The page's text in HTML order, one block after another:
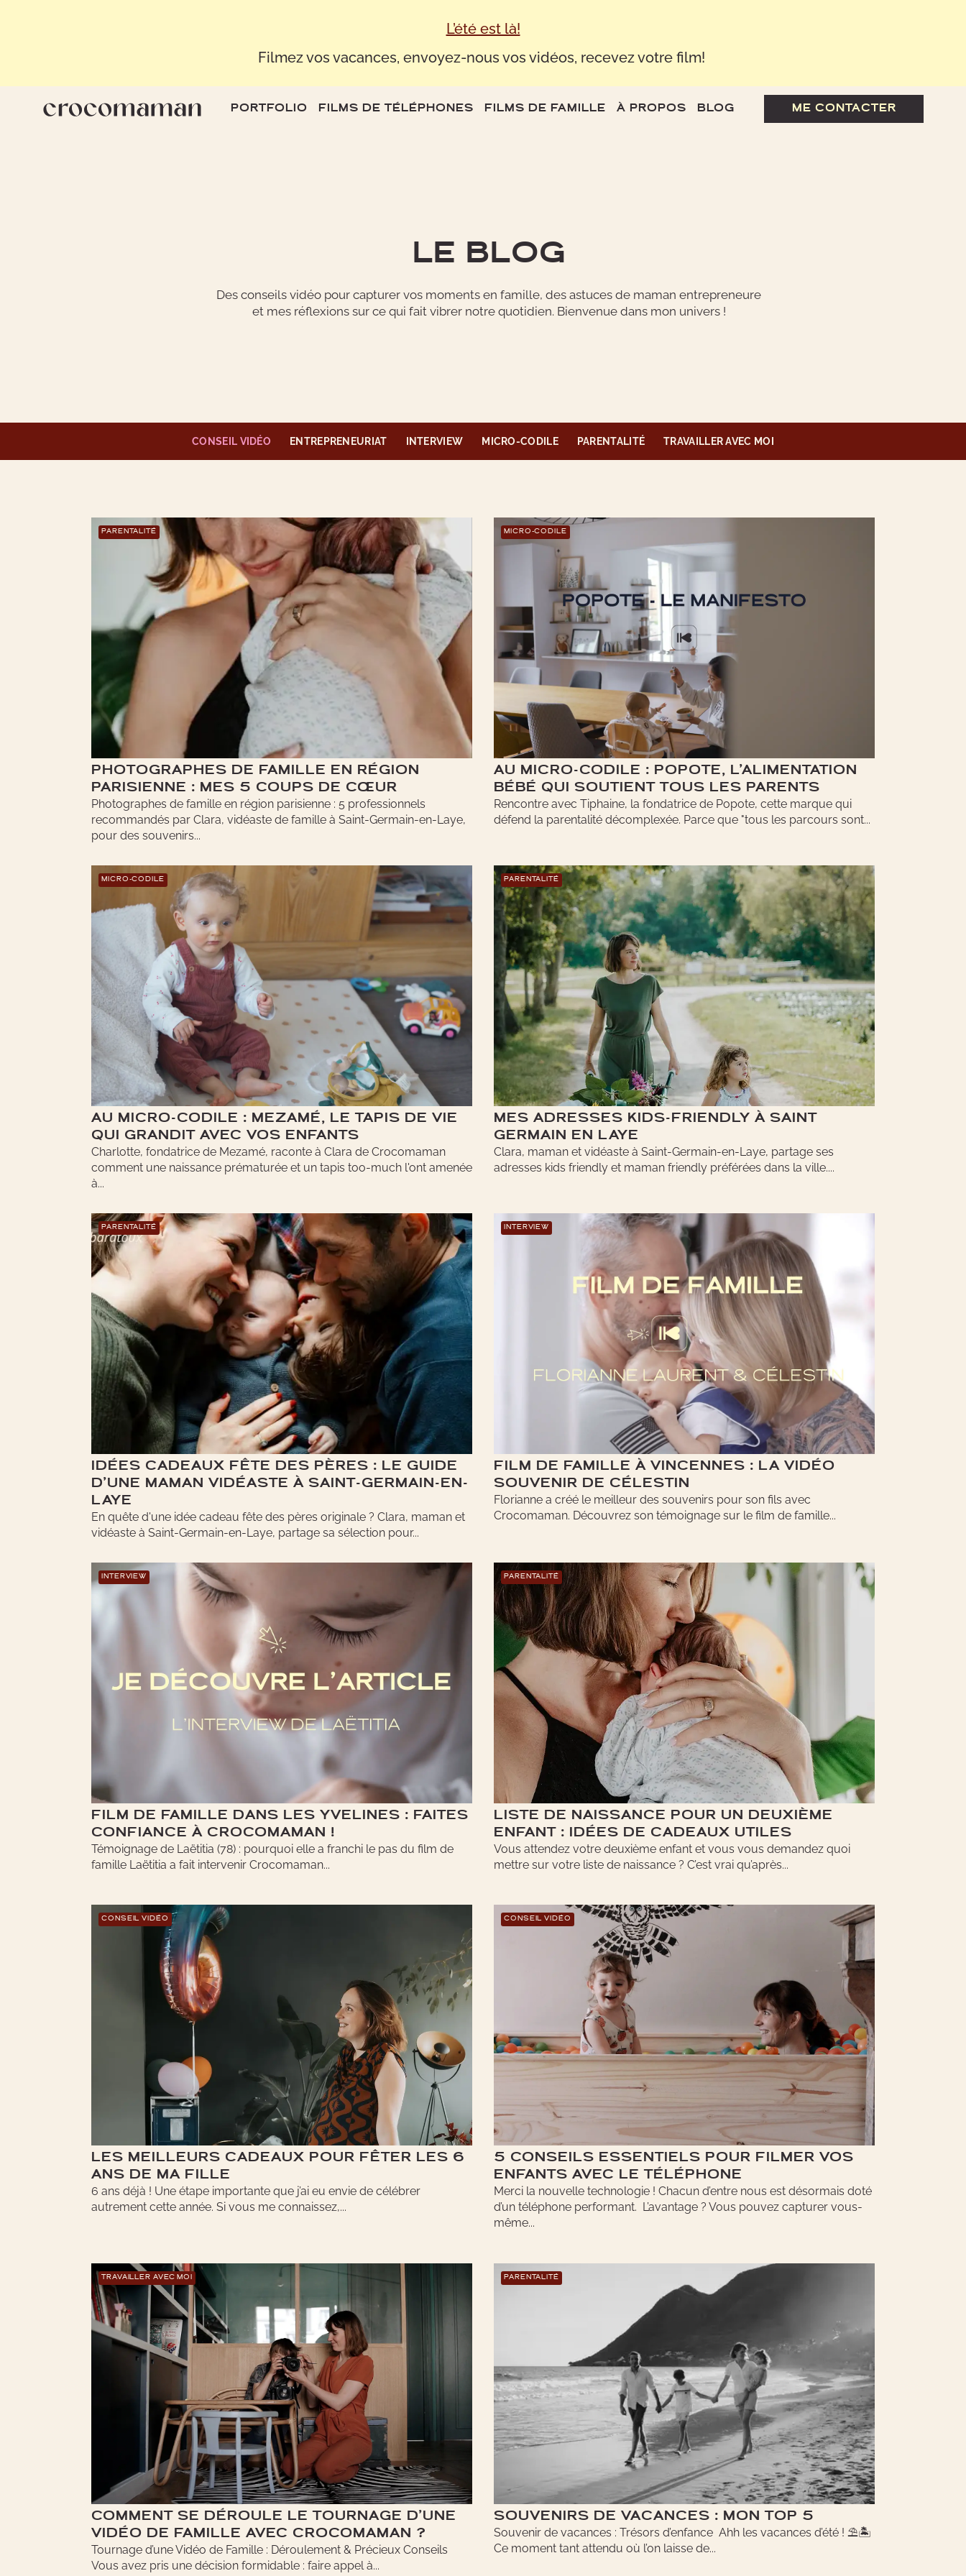
L’été est là!
Filmez vos vacances, envoyez-nous vos vidéos, recevez votre film!
PORTFOLIO FILMS DE TÉLÉPHONES FILMS DE FAMILLE À PROPOS BLOG ME CONTACTER
LE BLOG
Des conseils vidéo pour capturer vos moments en famille, des astuces de maman entrepreneure
et mes réflexions sur ce qui fait vibrer notre quotidien. Bienvenue dans mon univers !
CONSEIL VIDÉO ENTREPRENEURIAT INTERVIEW MICRO-CODILE PARENTALITÉ TRAVAILLER AVEC MOI
PARENTALITÉ
PHOTOGRAPHES DE FAMILLE EN RÉGION
PARISIENNE : MES 5 COUPS DE CŒUR
Photographes de famille en région parisienne : 5 professionnels
recommandés par Clara, vidéaste de famille à Saint-Germain-en-Laye,
pour des souvenirs...
MICRO-CODILE
AU MICRO-CODILE : POPOTE, L’ALIMENTATION
BÉBÉ QUI SOUTIENT TOUS LES PARENTS
Rencontre avec Tiphaine, la fondatrice de Popote, cette marque qui
défend la parentalité décomplexée. Parce que "tous les parcours sont...
MICRO-CODILE
AU MICRO-CODILE : MEZAMÉ, LE TAPIS DE VIE
QUI GRANDIT AVEC VOS ENFANTS
Charlotte, fondatrice de Mezamé, raconte à Clara de Crocomaman
comment une naissance prématurée et un tapis too-much l'ont amenée
à...
PARENTALITÉ
MES ADRESSES KIDS-FRIENDLY À SAINT
GERMAIN EN LAYE
Clara, maman et vidéaste à Saint-Germain-en-Laye, partage ses
adresses kids friendly et maman friendly préférées dans la ville....
PARENTALITÉ
IDÉES CADEAUX FÊTE DES PÈRES : LE GUIDE
D’UNE MAMAN VIDÉASTE À SAINT-GERMAIN-EN-
LAYE
En quête d'une idée cadeau fête des pères originale ? Clara, maman et
vidéaste à Saint-Germain-en-Laye, partage sa sélection pour...
INTERVIEW
FILM DE FAMILLE À VINCENNES : LA VIDÉO
SOUVENIR DE CÉLESTIN
Florianne a créé le meilleur des souvenirs pour son fils avec
Crocomaman. Découvrez son témoignage sur le film de famille...
INTERVIEW
FILM DE FAMILLE DANS LES YVELINES : FAITES
CONFIANCE À CROCOMAMAN !
Témoignage de Laëtitia (78) : pourquoi elle a franchi le pas du film de
famille Laëtitia a fait intervenir Crocomaman...
PARENTALITÉ
LISTE DE NAISSANCE POUR UN DEUXIÈME
ENFANT : IDÉES DE CADEAUX UTILES
Vous attendez votre deuxième enfant et vous vous demandez quoi
mettre sur votre liste de naissance ? C’est vrai qu’après...
CONSEIL VIDÉO
LES MEILLEURS CADEAUX POUR FÊTER LES 6
ANS DE MA FILLE
6 ans déjà ! Une étape importante que j’ai eu envie de célébrer
autrement cette année. Si vous me connaissez,...
CONSEIL VIDÉO
5 CONSEILS ESSENTIELS POUR FILMER VOS
ENFANTS AVEC LE TÉLÉPHONE
Merci la nouvelle technologie ! Chacun d’entre nous est désormais doté
d’un téléphone performant. L’avantage ? Vous pouvez capturer vous-
même...
TRAVAILLER AVEC MOI
COMMENT SE DÉROULE LE TOURNAGE D’UNE
VIDÉO DE FAMILLE AVEC CROCOMAMAN ?
Tournage d’une Vidéo de Famille : Déroulement & Précieux Conseils
Vous avez pris une décision formidable : faire appel à...
PARENTALITÉ
SOUVENIRS DE VACANCES : MON TOP 5
Souvenir de vacances : Trésors d’enfance Ahh les vacances d’été ! ⛱🏝
Ce moment tant attendu où l’on laisse de...